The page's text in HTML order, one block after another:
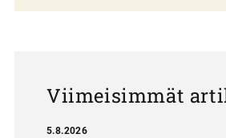
Viimeisimmät
5.8.2026